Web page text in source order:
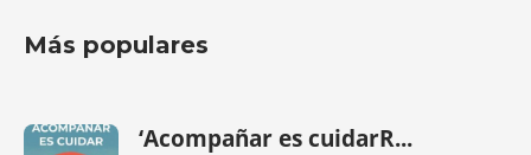
Más populares
‘Acompañar es cuidarR...